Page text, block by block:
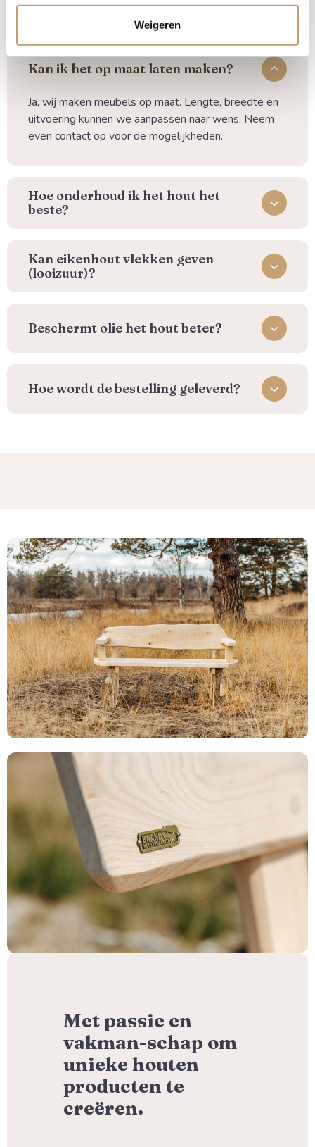
Weigeren
Kan ik het op maat laten maken?
Ja, wij maken meubels op maat. Lengte, breedte en
uitvoering kunnen we aanpassen naar wens. Neem
even contact op voor de mogelijkheden.
⁠Hoe onderhoud ik het hout het
beste?
Kan eikenhout vlekken geven
(looizuur)?
Beschermt olie het hout beter?
⁠Hoe wordt de bestelling geleverd?
Met passie en
vakman-schap om
unieke houten
producten te
creëren.